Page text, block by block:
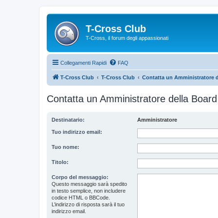
T-Cross Club
T-Cross, il forum degli appassionati
Collegamenti Rapidi FAQ
T-Cross Club T-Cross Club Contatta un Amministratore
Contatta un Amministratore della Board
Destinatario: Amministratore
Tuo indirizzo email:
Tuo nome:
Titolo:
Corpo del messaggio:
Questo messaggio sarà spedito
in testo semplice, non includere
codice HTML o BBCode.
L’indirizzo di risposta sarà il tuo
indirizzo email.